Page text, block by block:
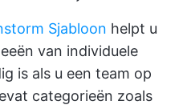
Sjabloon helpt u
van individuele
is als u een team op
categorieën zoals